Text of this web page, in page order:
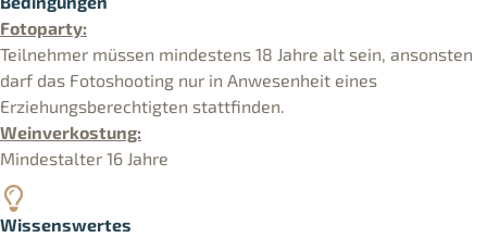
Fotoparty:
Teilnehmer müssen mindestens 18 Jahre alt sein, ansonsten
darf das Fotoshooting nur in Anwesenheit eines
Erziehungsberechtigten stattfinden.
Weinverkostung:
Mindestalter 16 Jahre
Wissenswertes